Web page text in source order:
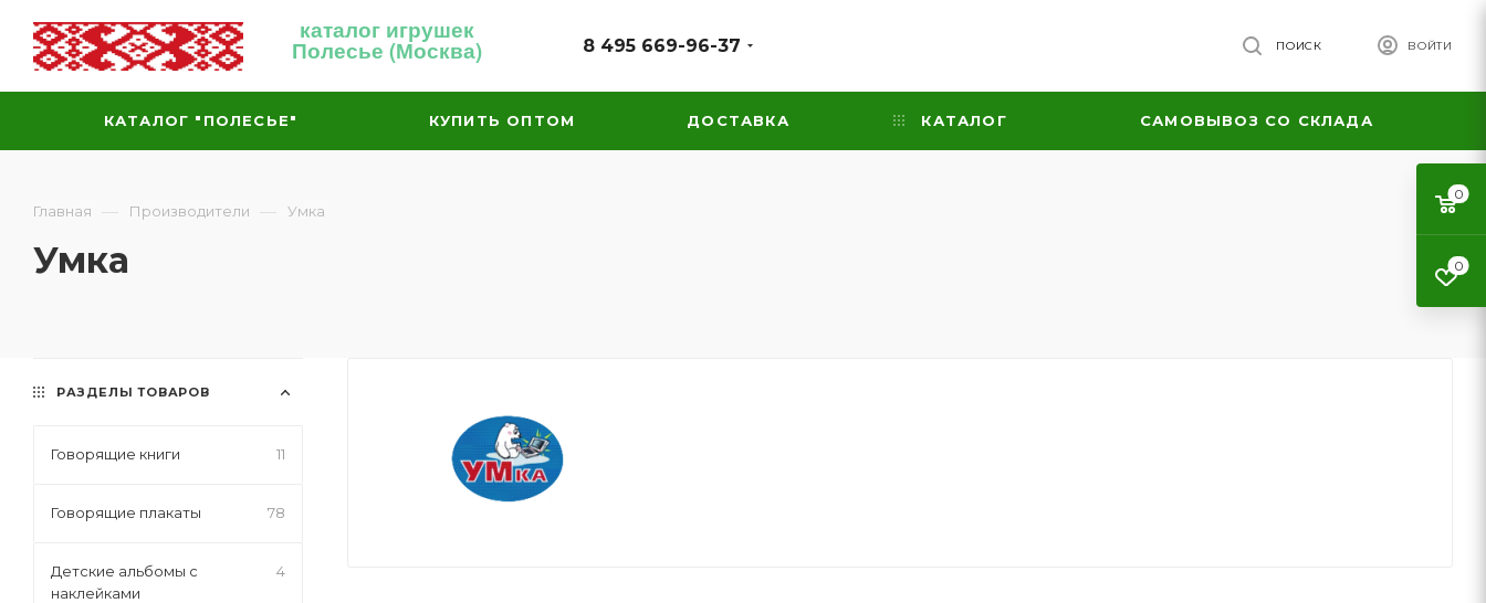
каталог игрушек
Полесье (Москва) 8 495 669-96-37 ВОЙТИ
ПОИСК
КАТАЛОГ "ПОЛЕСЬЕ" КУПИТЬ ОПТОМ ДОСТАВКА КАТАЛОГ САМОВЫВОЗ СО СКЛАДА
Главная — Производители — Умка
Умка
РАЗДЕЛЫ ТОВАРОВ
Говорящие книги 11
Говорящие плакаты 78
Детские альбомы с
наклейками
4
0
0